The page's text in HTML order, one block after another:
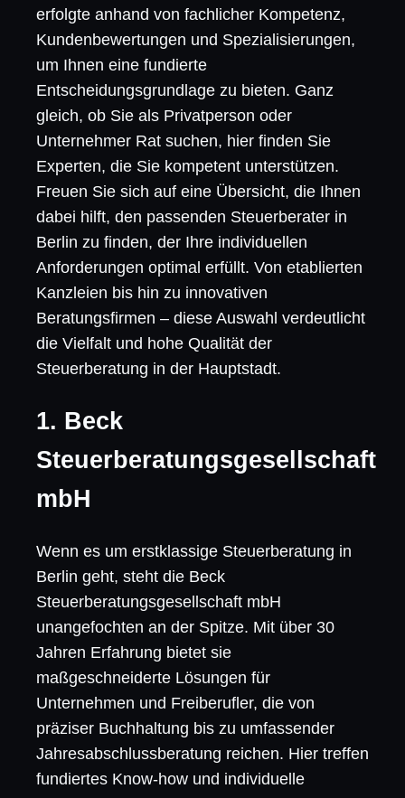
erfolgte anhand von fachlicher Kompetenz,
Kundenbewertungen und Spezialisierungen,
um Ihnen eine fundierte
Entscheidungsgrundlage zu bieten. Ganz
gleich, ob Sie als Privatperson oder
Unternehmer Rat suchen, hier finden Sie
Experten, die Sie kompetent unterstützen.
Freuen Sie sich auf eine Übersicht, die Ihnen
dabei hilft, den passenden Steuerberater in
Berlin zu finden, der Ihre individuellen
Anforderungen optimal erfüllt. Von etablierten
Kanzleien bis hin zu innovativen
Beratungsfirmen – diese Auswahl verdeutlicht
die Vielfalt und hohe Qualität der
Steuerberatung in der Hauptstadt.
1. Beck
Steuerberatungsgesellschaft
mbH
Wenn es um erstklassige Steuerberatung in
Berlin geht, steht die Beck
Steuerberatungsgesellschaft mbH
unangefochten an der Spitze. Mit über 30
Jahren Erfahrung bietet sie
maßgeschneiderte Lösungen für
Unternehmen und Freiberufler, die von
präziser Buchhaltung bis zu umfassender
Jahresabschlussberatung reichen. Hier treffen
fundiertes Know-how und individuelle